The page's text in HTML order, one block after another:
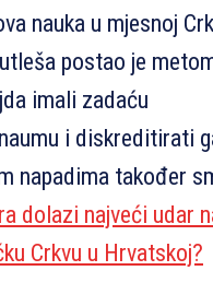
nauka u mjesnoj
postao je
imali zadaću
i diskreditirati
napadima također
dolazi najveći udar
Crkvu u Hrvatskoj?